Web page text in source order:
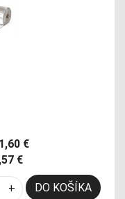
€
€
+ DO KOŠÍKA